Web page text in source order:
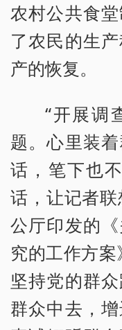
农村公共食
了农民的生
产的恢复。
“开展调
题。心里装
话，笔下也
话，让记者
公厅印发的
究的工作方
坚持党的群
群众中去，